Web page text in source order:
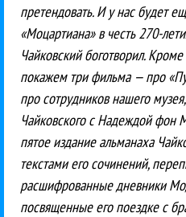
претендовать. И у нас будет
«Моцартиана» в честь 270-
Чайковский боготворил.
покажем три фильма — про
про сотрудников нашего
Чайковского с Надеждой фон
пятое издание альманаха
текстами его сочинений,
расшифрованные дневники
посвященные его поездке с